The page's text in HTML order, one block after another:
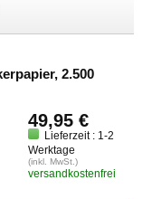
2.500
49,95 €
Lieferzeit : 1-2
Werktage
(inkl. MwSt.)
versandkostenfrei